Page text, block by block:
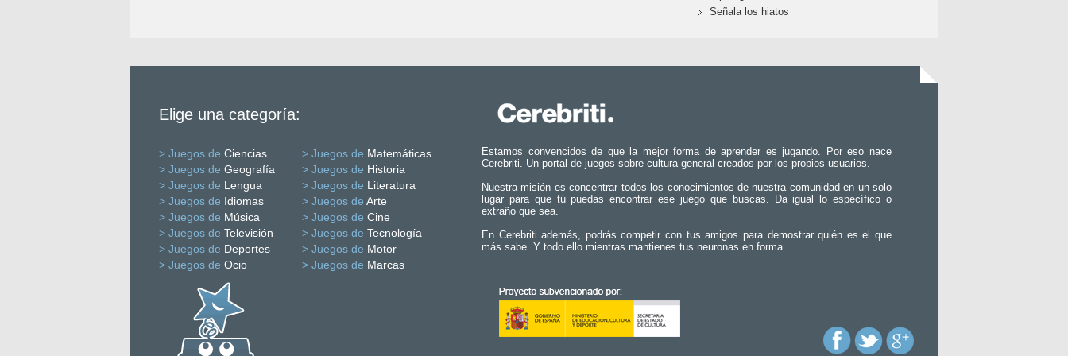
Señala los hiatos
Elige una categoría:
> Juegos de Ciencias > Juegos de Matemáticas
> Juegos de Geografía > Juegos de Historia
> Juegos de Lengua > Juegos de Literatura
> Juegos de Idiomas > Juegos de Arte
> Juegos de Música > Juegos de Cine
> Juegos de Televisión > Juegos de Tecnología
> Juegos de Deportes > Juegos de Motor
> Juegos de Ocio > Juegos de Marcas
Estamos convencidos de que la mejor forma de aprender es jugando. Por eso nace
Cerebriti. Un portal de juegos sobre cultura general creados por los propios usuarios.
Nuestra misión es concentrar todos los conocimientos de nuestra comunidad en un solo
lugar para que tú puedas encontrar ese juego que buscas. Da igual lo específico o
extraño que sea.
En Cerebriti además, podrás competir con tus amigos para demostrar quién es el que
más sabe. Y todo ello mientras mantienes tus neuronas en forma.